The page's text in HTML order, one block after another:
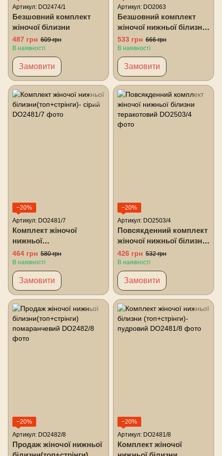
Артикул: DO2474/1
Безшовний комплект
жіночої білизни
487 грн 609 грн
В наявності
Замовити
Артикул: DO2063
Безшовний комплект
жіночої нижньої білизни
пудровий
533 грн 666 грн
В наявності
Замовити
−20%
Артикул: DO2481/7
Комплект жіночої
нижньої
білизни(топ+стрінги)-
сірий
464 грн 580 грн
В наявності
Замовити
−20%
Артикул: DO2503/4
Повсякденний комплект
жіночої нижньої білизни
теракотовий
426 грн 532 грн
В наявності
Замовити
−20%
Артикул: DO2482/8
Продаж жіночої нижньої
−20%
Артикул: DO2481/8
Комплект жіночої